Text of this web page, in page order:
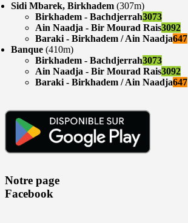
Sidi Mbarek, Birkhadem (307m)
Birkhadem - Bachdjerrah3073
Ain Naadja - Bir Mourad Rais3092
Baraki - Birkhadem / Ain Naadja647
Banque (410m)
Birkhadem - Bachdjerrah3073
Ain Naadja - Bir Mourad Rais3092
Baraki - Birkhadem / Ain Naadja647
Notre page
Facebook